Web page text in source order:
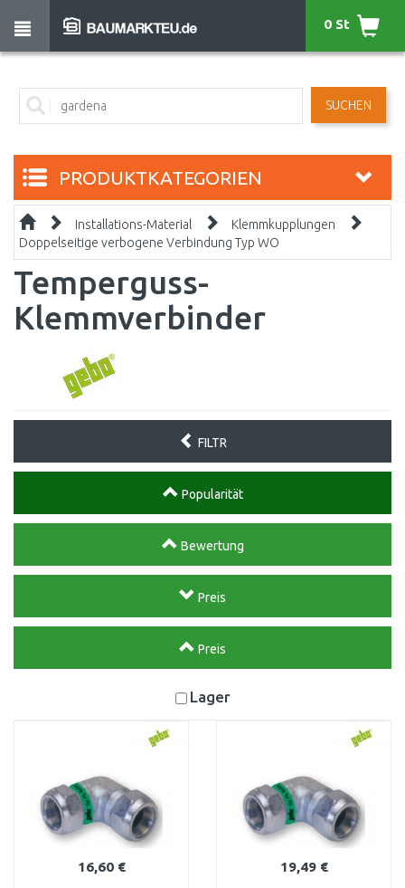
SUCHEN
0 St
PRODUKTKATEGORIEN
Installations-Material
Klemmkupplungen
Doppelseitige verbogene Verbindung Typ WO
Temperguss-
Klemmverbinder
FILTR
Popularität
Bewertung
Preis
Preis
Lager
16,60 € 19,49 €